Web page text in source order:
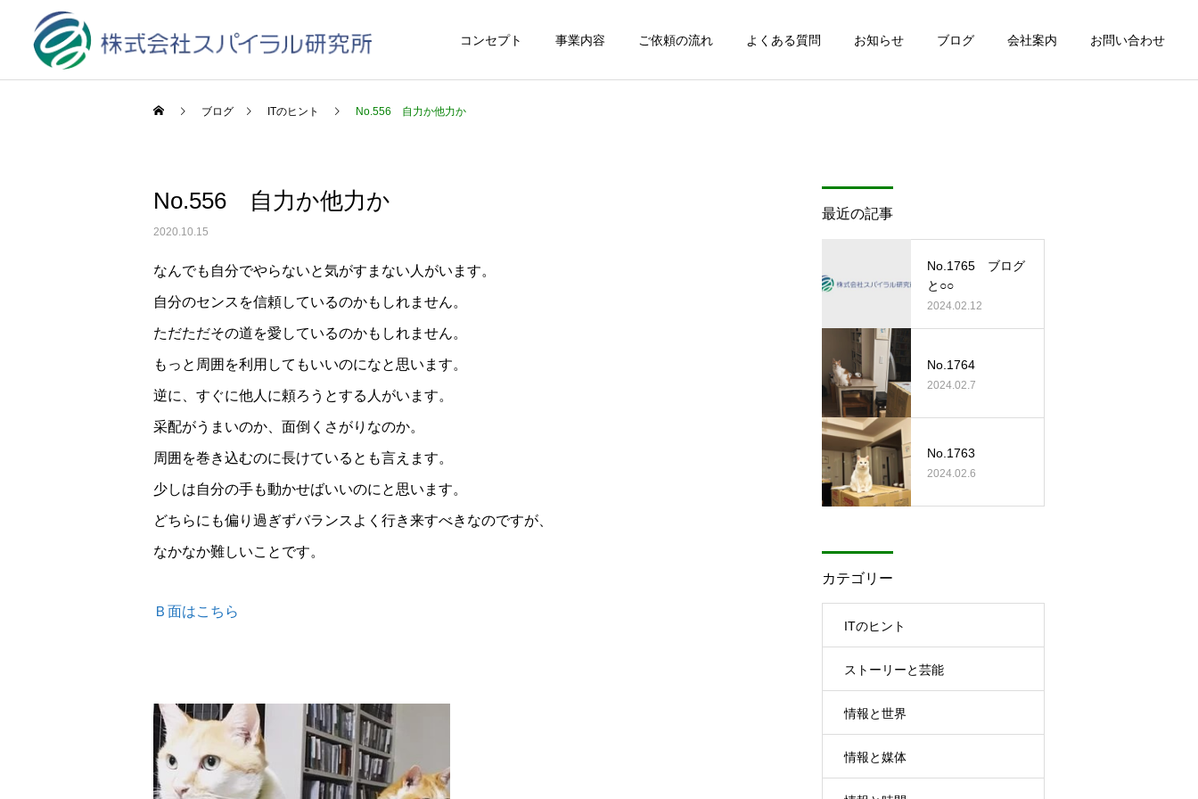
コンセプト 事業内容 ご依頼の流れ よくある質問 お知らせ ブログ 会社案内 お問い合わせ
ブログ ITのヒント No.556 自力か他力か
No.556 自力か他力か
2020.10.15
なんでも自分でやらないと気がすまない人がいます。
自分のセンスを信頼しているのかもしれません。
ただただその道を愛しているのかもしれません。
もっと周囲を利用してもいいのになと思います。
逆に、すぐに他人に頼ろうとする人がいます。
采配がうまいのか、面倒くさがりなのか。
周囲を巻き込むのに長けているとも言えます。
少しは自分の手も動かせばいいのにと思います。
どちらにも偏り過ぎずバランスよく行き来すべきなのですが、
なかなか難しいことです。
Ｂ面はこちら
最近の記事
No.1765 ブログ
と○○
2024.02.12
No.1764
2024.02.7
No.1763
2024.02.6
カテゴリー
ITのヒント
ストーリーと芸能
情報と世界
情報と媒体